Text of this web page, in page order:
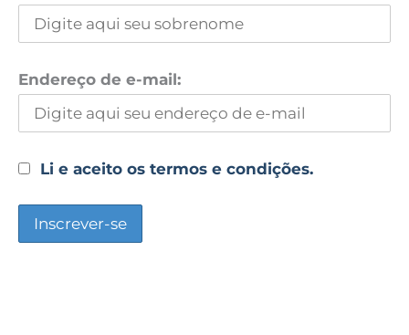
Endereço de e-mail:
Li e aceito os termos e condições.